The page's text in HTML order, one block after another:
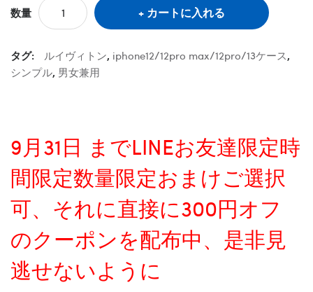
数量 カートに入れる
タグ: ルイヴィトン, iphone12/12pro max/12pro/13ケース,
シンプル, 男女兼用
9月31日 までLINEお友達限定時
間限定数量限定おまけご選択
可、それに直接に300円オフ
のクーポンを配布中、是非見
逃せないように